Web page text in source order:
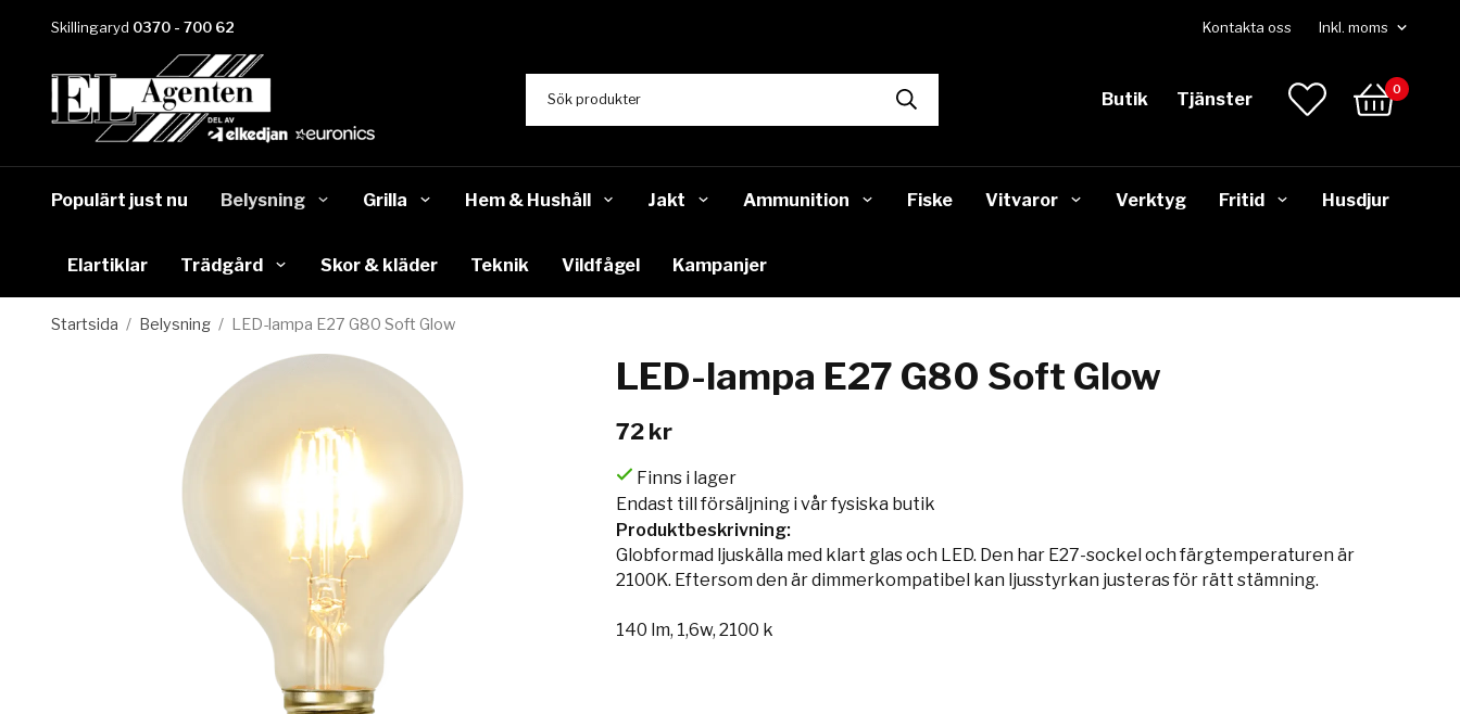
Skillingaryd 0370 - 700 62 Kontakta oss
Butik Tjänster
0
Populärt just nu Belysning Grilla Hem & Hushåll Jakt Ammunition Fiske Vitvaror Verktyg Fritid Husdjur
Elartiklar Trädgård Skor & kläder Teknik Vildfågel Kampanjer
Startsida / Belysning / LED-lampa E27 G80 Soft Glow
LED-lampa E27 G80 Soft Glow
72 kr
Finns i lager
Endast till försäljning i vår fysiska butik
Produktbeskrivning:
Globformad ljuskälla med klart glas och LED. Den har E27-sockel och färgtemperaturen är
2100K. Eftersom den är dimmerkompatibel kan ljusstyrkan justeras för rätt stämning.
140 lm, 1,6w, 2100 k